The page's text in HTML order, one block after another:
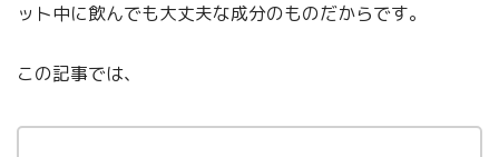
ット中に飲んでも大丈夫な成分のものだからです。
この記事では、